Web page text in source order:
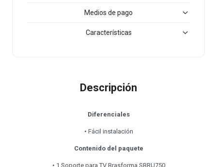
Medios de pago
Características
Descripción
Diferenciales
• Fácil instalación
Contenido del paquete
• 1 Soporte para TV Brasforma SBRU750